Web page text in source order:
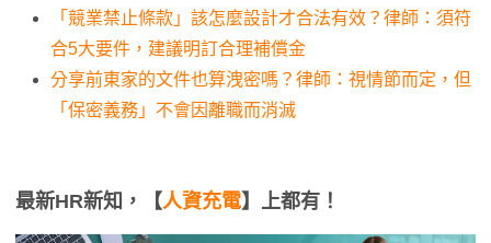
「競業禁止條款」該怎麼設計才合法有效？律師：須符
合5大要件，建議明訂合理補償金
分享前東家的文件也算洩密嗎？律師：視情節而定，但
「保密義務」不會因離職而消滅
最新HR新知，【人資充電】上都有！